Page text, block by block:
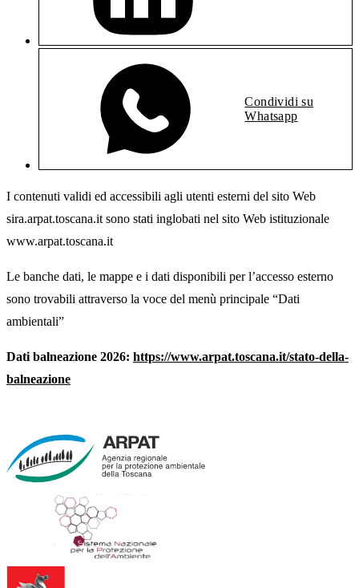
Condividi su
Whatsapp
I contenuti validi ed accessibili agli utenti esterni del sito Web
sira.arpat.toscana.it sono stati inglobati nel sito Web istituzionale
www.arpat.toscana.it
Le banche dati, le mappe e i dati disponibili per l’accesso esterno
sono trovabili attraverso la voce del menù principale “Dati
ambientali”
Dati balneazione 2026: https://www.arpat.toscana.it/stato-della-
balneazione